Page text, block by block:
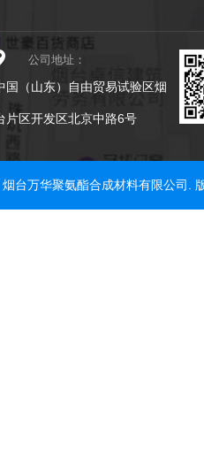
公司地址：
国（山东）自由贸易试验区烟
片区开发区北京中路6号
台万华聚氨酯合成材料有限公司.